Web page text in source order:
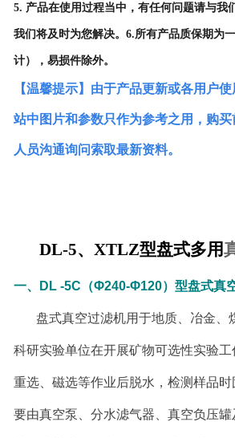
5. 产品在使用过程当中，有任何问题请与我
我们将及时为您解决。 6.所有产品质保期为
计），易损件除外。
【温馨提示】由于产品更新或各用户
站中图片和参数只作为参考之用，购
人员沟通询问索取最新资料。
DL-5、 XTLZ型盘式多用
一、 DL -5C （Φ240-Φ120）型盘式真
盘式真空过滤机用于地质、冶金、
科研实验单位在开展矿物可选性实验工
重选、磁选等作业后脱水，检测样品
要由真空泵、分水滤气器、真空负压